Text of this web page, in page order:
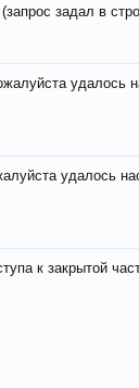
задал в
удалось
к закрытой